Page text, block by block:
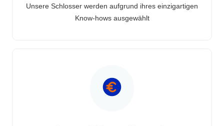
Unsere Schlosser werden aufgrund ihres einzigartigen
Know-hows ausgewählt